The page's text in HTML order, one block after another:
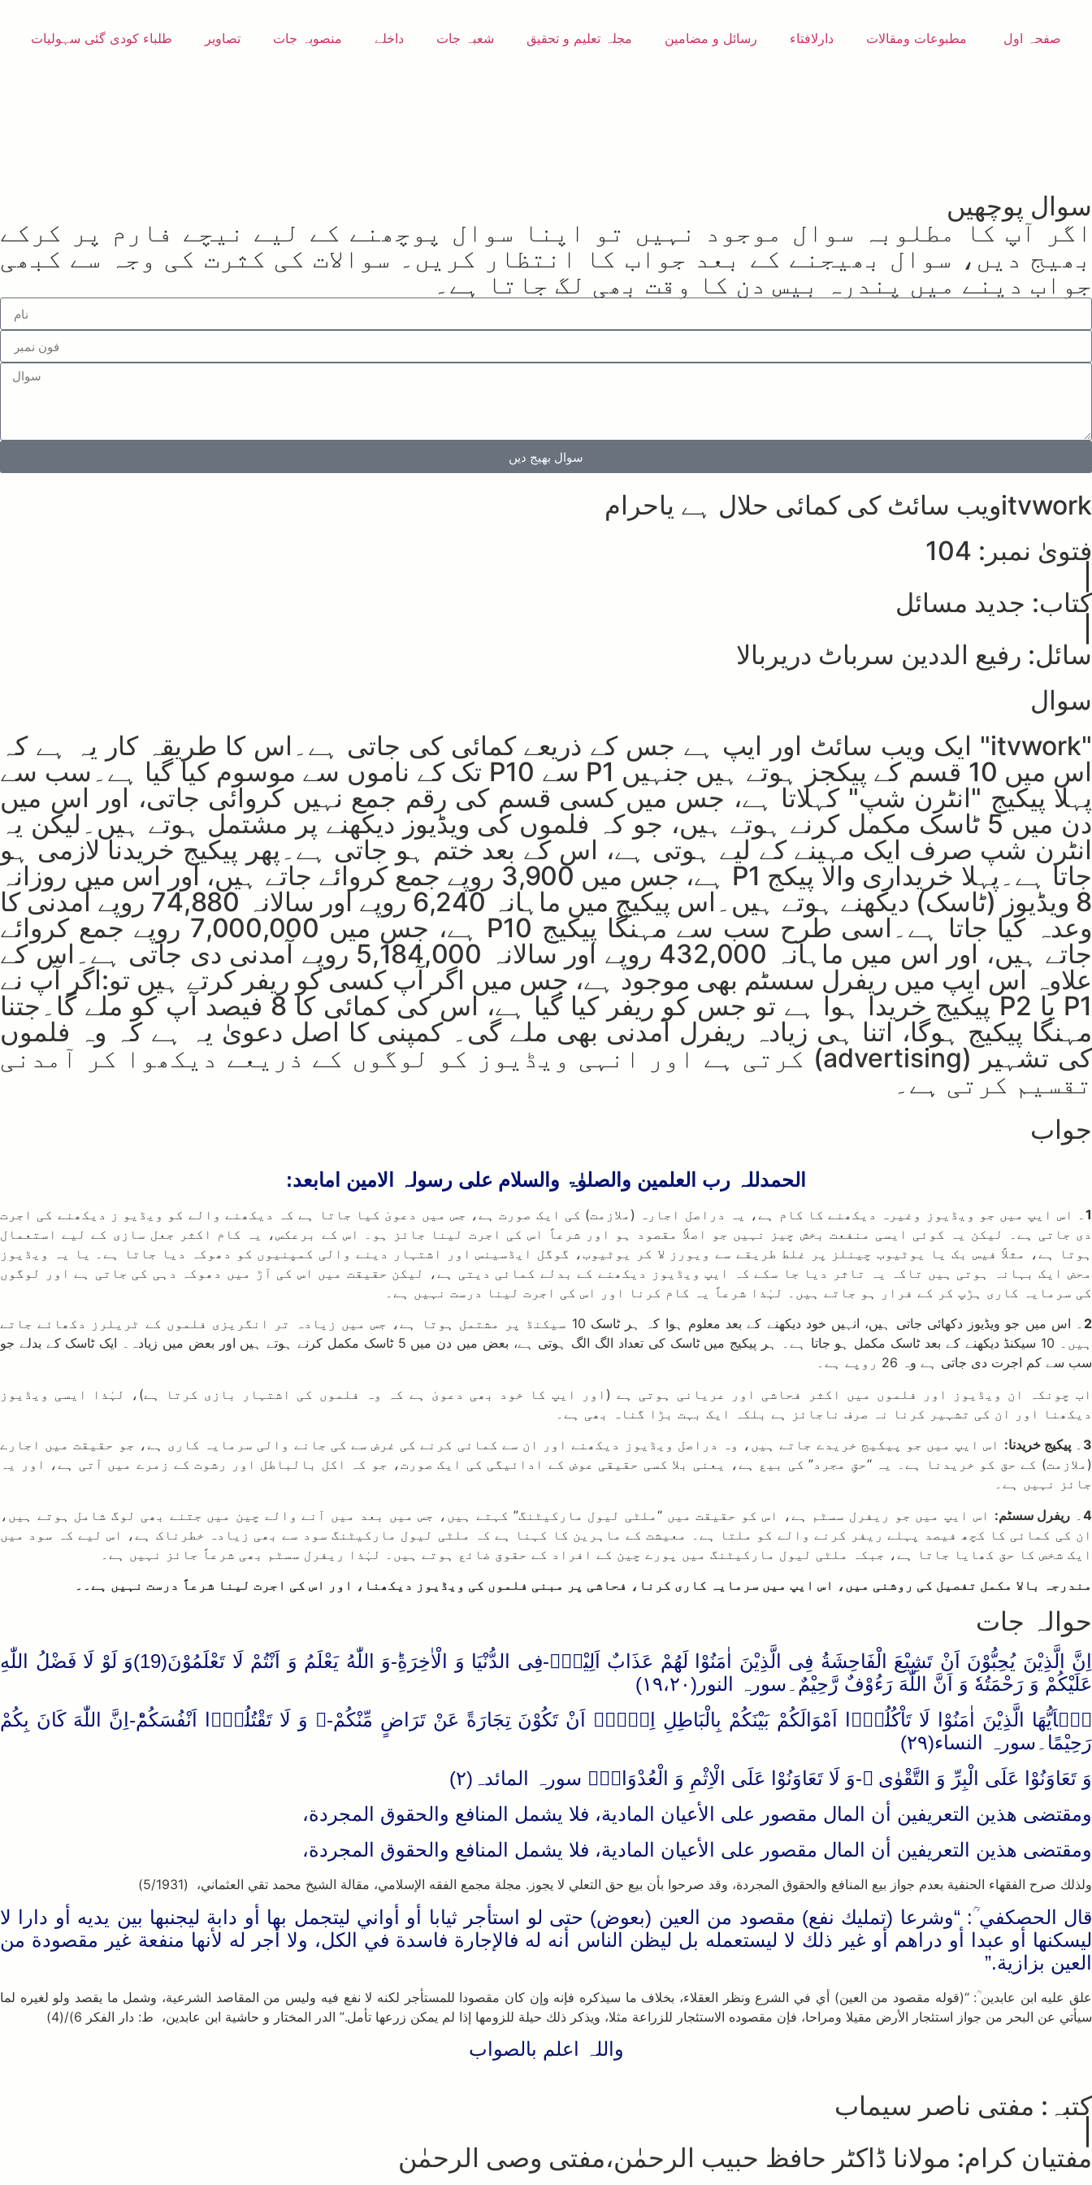
طلباء کودی گئی سہولیات تصاویر منصوبہ جات داخلے شعبہ جات مجلہ تعلیم و تحقیق رسائل و مضامین دارلافتاء مطبوعات ومقالات صفحہ اول
سوال پوچھیں
اگر آپ کا مطلوبہ سوال موجود نہیں تو اپنا سوال پوچھنے کے لیے نیچے فارم پر کرکے
بھیج دیں، سوال بھیجنے کے بعد جواب کا انتظار کریں۔ سوالات کی کثرت کی وجہ سے کبھی
جواب دینے میں پندرہ بیس دن کا وقت بھی لگ جاتا ہے۔
سوال بھیج دیں
itvworkویب سائٹ کی کمائی حلال ہے یاحرام
فتویٰ نمبر: 104
کتاب: جدید مسائل
سائل: رفیع الددین سرباٹ دریربالا
سوال
"itvwork" ایک ویب سائٹ اور ایپ ہے جس کے ذریعے کمائی کی جاتی ہے۔اس کا طریقہ کار یہ ہے کہ
اس میں 10 قسم کے پیکجز ہوتے ہیں جنہیں P1 سے P10 تک کے ناموں سے موسوم کیا گیا ہے۔سب سے
پہلا پیکیج "انٹرن شپ" کہلاتا ہے، جس میں کسی قسم کی رقم جمع نہیں کروائی جاتی، اور اس میں
دن میں 5 ٹاسک مکمل کرنے ہوتے ہیں، جو کہ فلموں کی ویڈیوز دیکھنے پر مشتمل ہوتے ہیں۔لیکن یہ
انٹرن شپ صرف ایک مہینے کے لیے ہوتی ہے، اس کے بعد ختم ہو جاتی ہے۔پھر پیکیج خریدنا لازمی ہو
جاتا ہے۔پہلا خریداری والا پیکج P1 ہے، جس میں 3,900 روپے جمع کروائے جاتے ہیں، اور اس میں روزانہ
8 ویڈیوز (ٹاسک) دیکھنے ہوتے ہیں۔اس پیکیج میں ماہانہ 6,240 روپے اور سالانہ 74,880 روپے آمدنی کا
وعدہ کیا جاتا ہے۔اسی طرح سب سے مہنگا پیکیج P10 ہے، جس میں 7,000,000 روپے جمع کروائے
جاتے ہیں، اور اس میں ماہانہ 432,000 روپے اور سالانہ 5,184,000 روپے آمدنی دی جاتی ہے۔اس کے
علاوہ اس ایپ میں ریفرل سسٹم بھی موجود ہے، جس میں اگر آپ کسی کو ریفر کرتے ہیں تو:اگر آپ نے
P1 یا P2 پیکیج خریدا ہوا ہے تو جس کو ریفر کیا گیا ہے، اس کی کمائی کا 8 فیصد آپ کو ملے گا۔جتنا
مہنگا پیکیج ہوگا، اتنا ہی زیادہ ریفرل آمدنی بھی ملے گی۔ کمپنی کا اصل دعویٰ یہ ہے کہ وہ فلموں
کی تشہیر (advertising) کرتی ہے اور انہی ویڈیوز کو لوگوں کے ذریعے دیکھوا کر آمدنی
تقسیم کرتی ہے۔
جواب
الحمدللہ رب العلمین والصلوٰۃ والسلام علی رسولہ الامین امابعد:
1۔ اس ایپ میں جو ویڈیوز وغیرہ دیکھنے کا کام ہے، یہ دراصل اجارہ (ملازمت) کی ایک صورت ہے، جس میں دعویٰ کیا جاتا ہے کہ دیکھنے والے کو ویڈیو ز دیکھنے کی اجرت
دی جاتی ہے۔ لیکن یہ کوئی ایسی منفعت بخش چیز نہیں جو اصلاً مقصود ہو اور شرعاً اس کی اجرت لینا جائز ہو۔ اس کے برعکس، یہ کام اکثر جعل سازی کے لیے استعمال
ہوتا ہے، مثلاً فیس بک یا یوٹیوب چینلز پر غلط طریقے سے ویورز لا کر یوٹیوب، گوگل ایڈسینس اور اشتہار دینے والی کمپنیوں کو دھوکہ دیا جاتا ہے۔ یا یہ ویڈیوز
محض ایک بہانہ ہوتی ہیں تاکہ یہ تاثر دیا جا سکے کہ ایپ ویڈیوز دیکھنے کے بدلے کمائی دیتی ہے، لیکن حقیقت میں اس کی آڑ میں دھوکہ دہی کی جاتی ہے اور لوگوں
کی سرمایہ کاری ہڑپ کر کے فرار ہو جاتے ہیں۔ لہٰذا شرعاً یہ کام کرنا اور اس کی اجرت لینا درست نہیں ہے۔
2
۔ اس میں جو ویڈیوز دکھائی جاتی ہیں، انہیں خود دیکھنے کے بعد معلوم ہوا کہ ہر ٹاسک 10 سیکنڈ پر مشتمل ہوتا ہے، جس میں زیادہ تر انگریزی فلموں کے ٹریلرز دکھائے جاتے
ہیں۔ 10 سیکنڈ دیکھنے کے بعد ٹاسک مکمل ہو جاتا ہے۔ ہر پیکیج میں ٹاسک کی تعداد الگ الگ ہوتی ہے، بعض میں دن میں 5 ٹاسک مکمل کرنے ہوتے ہیں اور بعض میں زیادہ۔ ایک ٹاسک کے بدلے جو
سب سے کم اجرت دی جاتی ہے وہ 26 روپے ہے۔
اب چونکہ ان ویڈیوز اور فلموں میں اکثر فحاشی اور عریانی ہوتی ہے (اور ایپ کا خود بھی دعویٰ ہے کہ وہ فلموں کی اشتہار بازی کرتا ہے)، لہٰذا ایسی ویڈیوز
دیکھنا اور ان کی تشہیر کرنا نہ صرف ناجائز ہے بلکہ ایک بہت بڑا گناہ بھی ہے۔
3 ۔پیکیج خریدنا: اس ایپ میں جو پیکیج خریدے جاتے ہیں، وہ دراصل ویڈیوز دیکھنے اور ان سے کمائی کرنے کی غرض سے کی جانے والی سرمایہ کاری ہے، جو حقیقت میں اجارے
(ملازمت) کے حق کو خریدنا ہے۔ یہ “حقِ مجرد” کی بیع ہے، یعنی بلا کسی حقیقی عوض کے ادائیگی کی ایک صورت، جو کہ اکل بالباطل اور رشوت کے زمرے میں آتی ہے، اور یہ
جائز نہیں ہے۔
4
ریفرل سسٹم: اس ایپ میں جو ریفرل سسٹم ہے، اس کو حقیقت میں “ملٹی لیول مارکیٹنگ” کہتے ہیں، جس میں بعد میں آنے والے چین میں جتنے بھی لوگ شامل ہوتے ہیں،
ان کی کمائی کا کچھ فیصد پہلے ریفر کرنے والے کو ملتا ہے۔ معیشت کے ماہرین کا کہنا ہے کہ ملٹی لیول مارکیٹنگ سود سے بھی زیادہ خطرناک ہے، اس لیے کہ سود میں
ایک شخص کا حق کھایا جاتا ہے، جبکہ ملٹی لیول مارکیٹنگ میں پورے چین کے افراد کے حقوق ضائع ہوتے ہیں۔ لہٰذا ریفرل سسٹم بھی شرعاً جائز نہیں ہے۔
مندرجہ بالا مکمل تفصیل کی روشنی میں، اس ایپ میں سرمایہ کاری کرنا، فحاشی پر مبنی فلموں کی ویڈیوز دیکھنا، اور اس کی اجرت لینا شرعاً درست نہیں ہے۔۔
حوالہ جات
اِنَّ الَّذِیْنَ یُحِبُّوْنَ اَنْ تَشِیْعَ الْفَاحِشَةُ فِی الَّذِیْنَ اٰمَنُوْا لَهُمْ عَذَابٌ اَلِیْمٌۙ-فِی الدُّنْیَا وَ الْاٰخِرَةِؕ-وَ اللّٰهُ یَعْلَمُ وَ اَنْتُمْ لَا تَعْلَمُوْنَ(19)وَ لَوْ لَا فَضْلُ اللّٰهِ
عَلَیْكُمْ وَ رَحْمَتُهٗ وَ اَنَّ اللّٰهَ رَءُوْفٌ رَّحِیْمٌ۔سورہ النور(۱۹،۲۰)
یٰۤاَیُّهَا الَّذِیْنَ اٰمَنُوْا لَا تَاْكُلُوْۤا اَمْوَالَكُمْ بَیْنَكُمْ بِالْبَاطِلِ اِلَّاۤ اَنْ تَكُوْنَ تِجَارَةً عَنْ تَرَاضٍ مِّنْكُمْ- وَ لَا تَقْتُلُوْۤا اَنْفُسَكُمْؕ-اِنَّ اللّٰهَ كَانَ بِكُمْ
رَحِیْمًا۔سورہ النساء(۲۹)
وَ تَعَاوَنُوْا عَلَى الْبِرِّ وَ التَّقْوٰى ۪-وَ لَا تَعَاوَنُوْا عَلَى الْاِثْمِ وَ الْعُدْوَانِ۪ سورہ المائدہ(۲)
ومقتضى هذين التعريفين أن المال مقصور على الأعيان المادية، فلا يشمل المنافع والحقوق المجردة،
ومقتضى هذين التعريفين أن المال مقصور على الأعيان المادية، فلا يشمل المنافع والحقوق المجردة،
ولذلك صرح الفقهاء الحنفية بعدم جواز بيع المنافع والحقوق المجردة، وقد صرحوا بأن بيع حق التعلي لا يجوز. مجلة مجمع الفقه الإسلامي، مقالة الشيخ محمد تقي العثماني، (5/1931)
قال الحصكفي ؒ: “وشرعا (تمليك نفع) مقصود من العين (بعوض) حتى لو استأجر ثيابا أو أواني ليتجمل بها أو دابة ليجنبها بين يديه أو دارا لا
ليسكنها أو عبدا أو دراهم أو غير ذلك لا ليستعمله بل ليظن الناس أنه له فالإجارة فاسدة في الكل، ولا أجر له لأنها منفعة غير مقصودة من
العين بزازية.”
علق عليه ابن عابدين ؒ: “(قوله مقصود من العين) أي في الشرع ونظر العقلاء، بخلاف ما سيذكره فإنه وإن كان مقصودا للمستأجر لكنه لا نفع فيه وليس من المقاصد الشرعية، وشمل ما يقصد ولو لغيره لما
سيأتي عن البحر من جواز استئجار الأرض مقيلا ومراحا، فإن مقصوده الاستئجار للزراعة مثلا، ويذكر ذلك حيلة للزومها إذا لم يمكن زرعها تأمل.” الدر المختار و حاشية ابن عابدين، ط: دار الفكر 6)/(4)
واللہ اعلم بالصواب
کتبہ: مفتی ناصر سیماب
مفتیان کرام: مولانا ڈاکٹر حافظ حبیب الرحمٰن،مفتی وصی الرحمٰن